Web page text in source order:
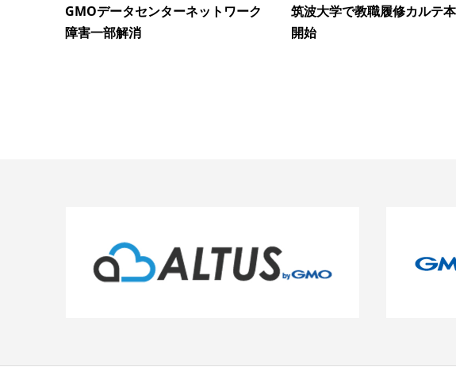
GMOデータセンターネットワーク
障害一部解消
筑波大学で教職履修カルテ
開始